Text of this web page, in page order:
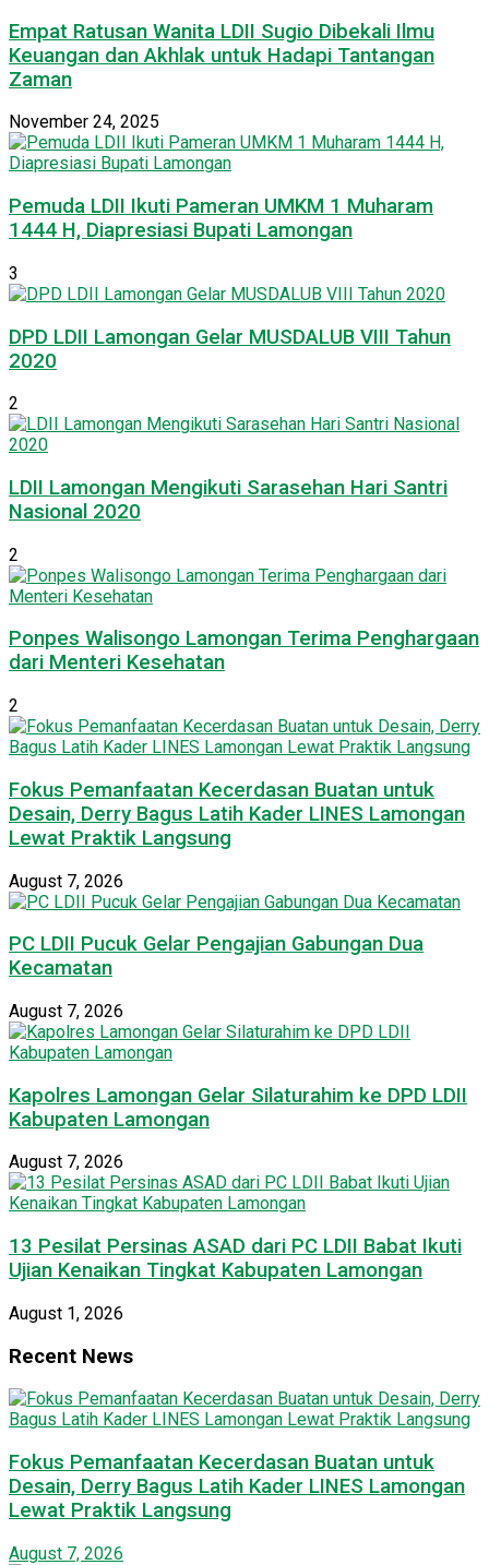
Empat Ratusan Wanita LDII Sugio Dibekali Ilmu
Keuangan dan Akhlak untuk Hadapi Tantangan
Zaman
November 24, 2025
Pemuda LDII Ikuti Pameran UMKM 1 Muharam
1444 H, Diapresiasi Bupati Lamongan
3
DPD LDII Lamongan Gelar MUSDALUB VIII Tahun
2020
2
LDII Lamongan Mengikuti Sarasehan Hari Santri
Nasional 2020
2
Ponpes Walisongo Lamongan Terima Penghargaan
dari Menteri Kesehatan
2
Fokus Pemanfaatan Kecerdasan Buatan untuk
Desain, Derry Bagus Latih Kader LINES Lamongan
Lewat Praktik Langsung
August 7, 2026
PC LDII Pucuk Gelar Pengajian Gabungan Dua
Kecamatan
August 7, 2026
Kapolres Lamongan Gelar Silaturahim ke DPD LDII
Kabupaten Lamongan
August 7, 2026
13 Pesilat Persinas ASAD dari PC LDII Babat Ikuti
Ujian Kenaikan Tingkat Kabupaten Lamongan
August 1, 2026
Recent News
Fokus Pemanfaatan Kecerdasan Buatan untuk
Desain, Derry Bagus Latih Kader LINES Lamongan
Lewat Praktik Langsung
August 7, 2026